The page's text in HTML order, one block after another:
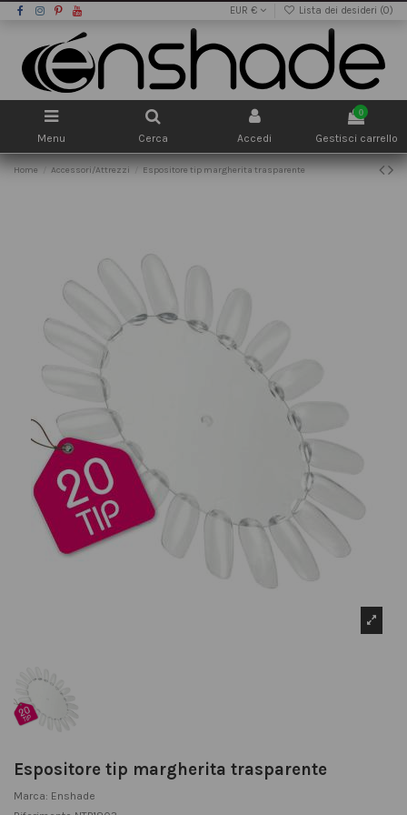
EUR € Lista dei desideri (0)
Menu Cerca Accedi
0
Gestisci carrello
Home Accessori/Attrezzi Espositore tip margherita trasparente
Espositore tip margherita trasparente
Marca: Enshade